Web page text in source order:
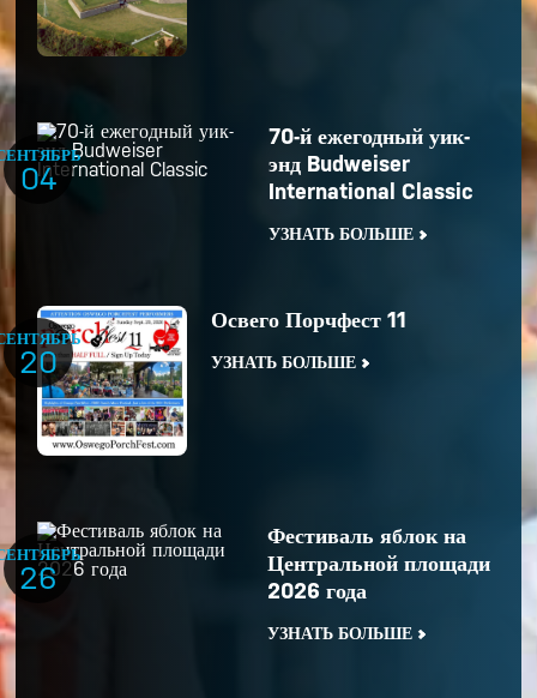
04
70-й ежегодный уик-
энд Budweiser
International Classic
УЗНАТЬ БОЛЬШЕ
20
Освего Порчфест 11
УЗНАТЬ БОЛЬШЕ
26
Фестиваль яблок на
Центральной площади
2026 года
УЗНАТЬ БОЛЬШЕ